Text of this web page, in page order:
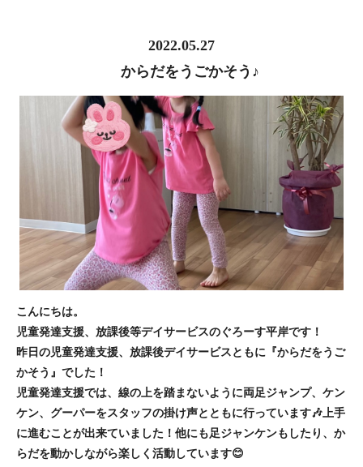
2022.05.27
からだをうごかそう♪
こんにちは。
児童発達支援、放課後等デイサービスのぐろーす平岸です！
昨日の児童発達支援、放課後デイサービスともに『からだをうご
かそう』でした！
児童発達支援では、線の上を踏まないように両足ジャンプ、ケン
ケン、グーパーをスタッフの掛け声とともに行っています🎶上手
に進むことが出来ていました！他にも足ジャンケンもしたり、か
らだを動かしながら楽しく活動しています😊